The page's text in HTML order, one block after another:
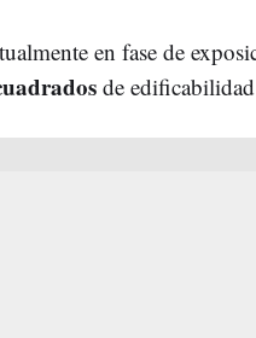
en fase de
de